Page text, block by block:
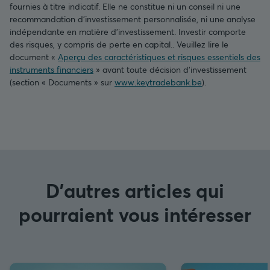
fournies à titre indicatif. Elle ne constitue ni un conseil ni une
recommandation d’investissement personnalisée, ni une analyse
indépendante en matière d’investissement. Investir comporte
des risques, y compris de perte en capital.. Veuillez lire le
document « Aperçu des caractéristiques et risques essentiels des
instruments financiers » avant toute décision d’investissement
(section « Documents » sur www.keytradebank.be).
D'autres articles qui
pourraient vous intéresser